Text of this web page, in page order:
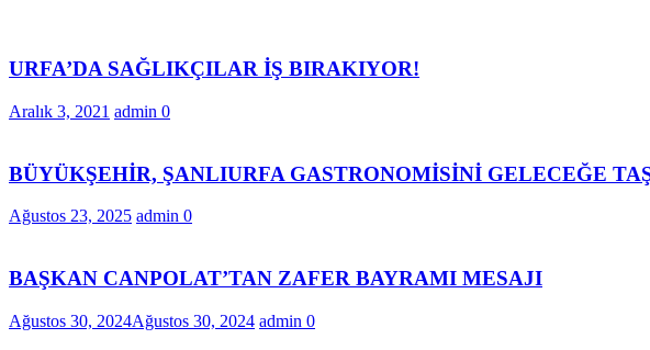
URFA’DA SAĞLIKÇILAR İŞ BIRAKIYOR!
Aralık 3, 2021 admin 0
BÜYÜKŞEHİR, ŞANLIURFA GASTRONOMİSİNİ GELECEĞE
Ağustos 23, 2025 admin 0
BAŞKAN CANPOLAT’TAN ZAFER BAYRAMI MESAJI
Ağustos 30, 2024Ağustos 30, 2024 admin 0